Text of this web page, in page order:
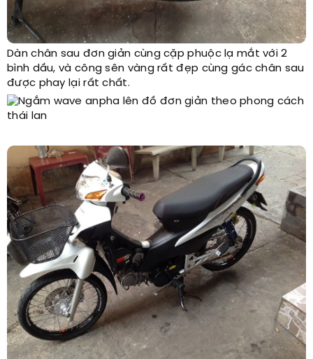
Dàn chân sau đơn giản cùng cặp phuộc lạ mắt với 2
bình dầu, và công sên vàng rất đẹp cùng gác chân sau
được phay lại rất chất.